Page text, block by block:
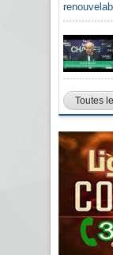
algérienne
Toutes